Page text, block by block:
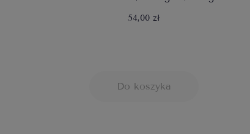
54,00 zł
Do koszyka